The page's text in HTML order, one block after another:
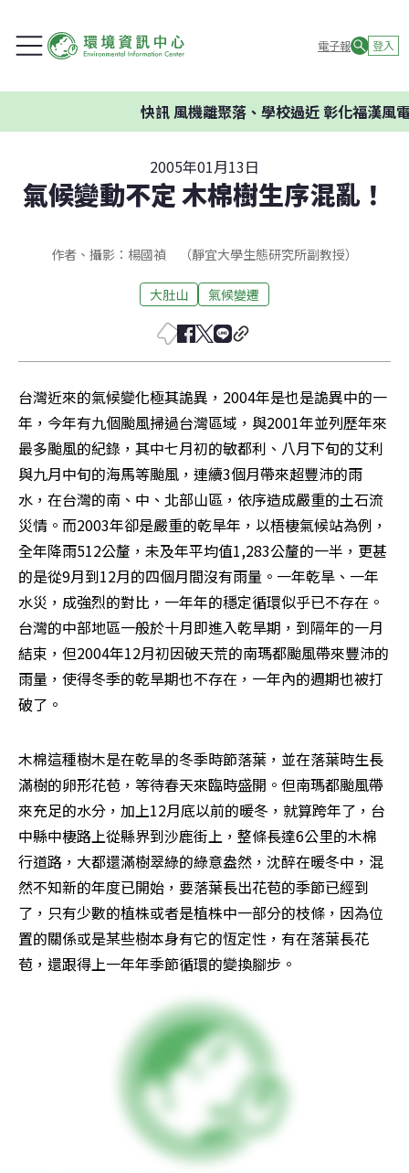
電子報 登入
快訊風機離聚落、學校過近 彰化福漢風電
2005年01月13日
氣候變動不定 木棉樹生序混亂！
作者、攝影：楊國禎 （靜宜大學生態研究所副教授）
大肚山 氣候變遷
台灣近來的氣候變化極其詭異，2004年是也是詭異中的一
年，今年有九個颱風掃過台灣區域，與2001年並列歷年來
最多颱風的紀錄，其中七月初的敏都利、八月下旬的艾利
與九月中旬的海馬等颱風，連續3個月帶來超豐沛的雨
水，在台灣的南、中、北部山區，依序造成嚴重的土石流
災情。而2003年卻是嚴重的乾旱年，以梧棲氣候站為例，
全年降雨512公釐，未及年平均值1,283公釐的一半，更甚
的是從9月到12月的四個月間沒有雨量。一年乾旱、一年
水災，成強烈的對比，一年年的穩定循環似乎已不存在。
台灣的中部地區一般於十月即進入乾旱期，到隔年的一月
結束，但2004年12月初因破天荒的南瑪都颱風帶來豐沛的
雨量，使得冬季的乾旱期也不存在，一年內的週期也被打
破了。
木棉這種樹木是在乾旱的冬季時節落葉，並在落葉時生長
滿樹的卵形花苞，等待春天來臨時盛開。但南瑪都颱風帶
來充足的水分，加上12月底以前的暖冬，就算跨年了，台
中縣中棲路上從縣界到沙鹿街上，整條長達6公里的木棉
行道路，大都還滿樹翠綠的綠意盎然，沈醉在暖冬中，混
然不知新的年度已開始，要落葉長出花苞的季節已經到
了，只有少數的植株或者是植株中一部分的枝條，因為位
置的關係或是某些樹本身有它的恆定性，有在落葉長花
苞，還跟得上一年年季節循環的變換腳步。